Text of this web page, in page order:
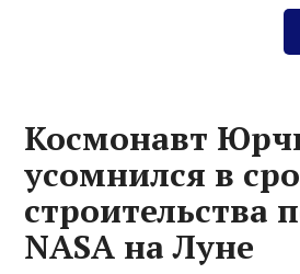
Космонавт
усомнился в
строительства
NASA на Луне